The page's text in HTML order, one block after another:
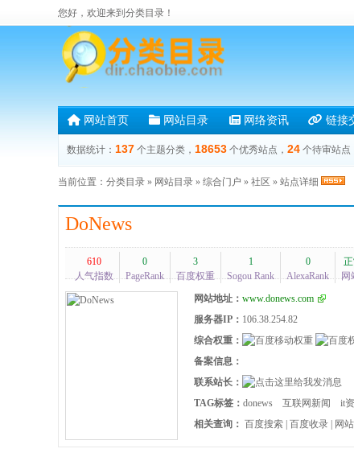
您好，欢迎来到分类目录！
网站首页 网站目录 网络资讯 链接
数据统计： 137 个主题分类， 18653 个优秀站点， 24 个待审站点
当前位置： 分类目录 » 网站目录 » 综合门户 » 社区 » 站点详细
DoNews
610
人气指数
0
PageRank
3
百度权重
1
Sogou Rank
0
AlexaRank
网
网站地址： www.donews.com
服务器IP： 106.38.254.82
综合权重：
备案信息：
联系站长：
TAG标签： donews 互联网新闻 it
相关查询： 百度搜索 百度收录 网